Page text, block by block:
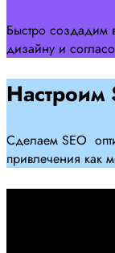
Быстро создадим
дизайну и
Настроим
Сделаем SEO
привлечения как